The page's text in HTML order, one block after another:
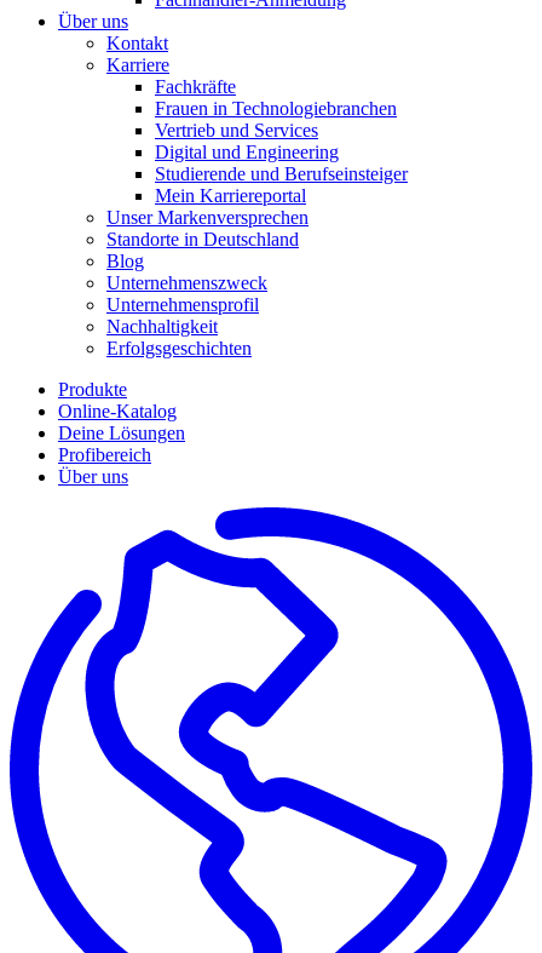
Über uns
Kontakt
Karriere
Fachkräfte
Frauen in Technologiebranchen
Vertrieb und Services
Digital und Engineering
Studierende und Berufseinsteiger
Mein Karriereportal
Unser Markenversprechen
Standorte in Deutschland
Blog
Unternehmenszweck
Unternehmensprofil
Nachhaltigkeit
Erfolgsgeschichten
Produkte
Online-Katalog
Deine Lösungen
Profibereich
Über uns